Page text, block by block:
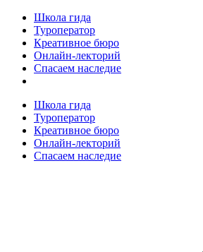
Школа гида
Туроператор
Креативное бюро
Онлайн-лекторий
Спасаем наследие
Школа гида
Туроператор
Креативное бюро
Онлайн-лекторий
Спасаем наследие